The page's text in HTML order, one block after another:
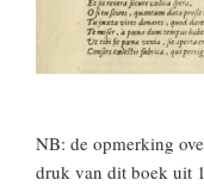
NB: de opmerking
druk van dit boek uit